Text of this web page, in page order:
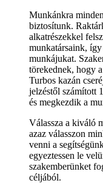
Munkánkra
biztosítunk.
alkatrészekkel
munkatársaink,
munkájukat.
törekednek, hogy
Turbos kazán
jelzéstől számított
és megkezdik a
Válassza a kiváló
azaz válasszon
venni a
egyeztessen le
szakemberünket
céljából.